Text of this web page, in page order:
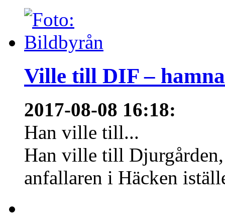
Ville till DIF –
2017-08-08 16:18:
Han ville till...
Han ville till Djurgården,
anfallaren i Häcken